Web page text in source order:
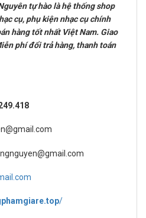
tự hào là hệ thống shop
cụ, phụ kiện nhạc cụ chính
hàng tốt nhất Việt Nam. Giao
phí đổi trả hàng, thanh toán
/